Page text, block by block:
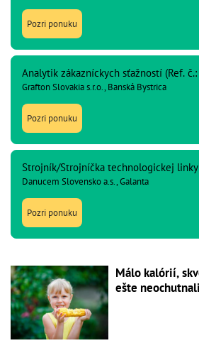
Pozri ponuku
Analytik zákazníckych sťažností (Ref.
Grafton Slovakia s.r.o., Banská Bystrica
Pozri ponuku
Strojník/Strojníčka technologickej linky
Danucem Slovensko a.s., Galanta
Pozri ponuku
Málo kalórií,
ešte